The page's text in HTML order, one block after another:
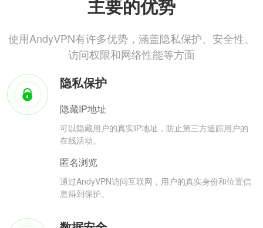
主要的优势
使用AndyVPN有许多优势，涵盖隐私保护、安全性、
访问权限和网络性能等方面
隐私保护
隐藏IP地址
可以隐藏用户的真实IP地址，防止第三方追踪用户的
在线活动。
匿名浏览
通过AndyVPN访问互联网，用户的真实身份和位置信
息得到保护。